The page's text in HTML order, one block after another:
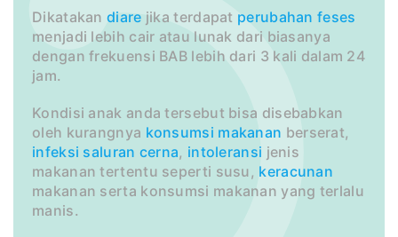
Dikatakandiare jika terdapat perubahan feses
menjadi lebih cair atau lunak dari biasanya
dengan frekuensi BAB lebih dari 3 kali dalam 24
jam.
Kondisi anak anda tersebut bisa disebabkan
oleh kurangnya konsumsi makanan berserat,
infeksi saluran cerna, intoleransi jenis
makanan tertentu seperti susu, keracunan
makanan serta konsumsi makanan yang terlalu
manis.